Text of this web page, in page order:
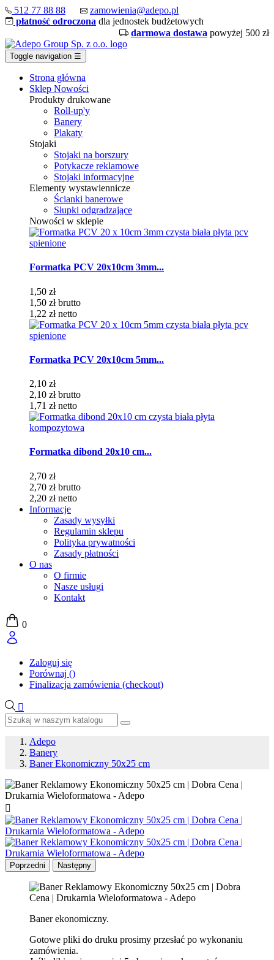
512 77 88 88
zamowienia@adepo.pl
płatność odroczona dla jednostek budżetowych
darmowa dostawa powyżej 500 zł
Toggle navigation ☰
Strona główna
Sklep Nowości
Produkty drukowane
Roll-up'y
Banery
Plakaty
Stojaki
Stojaki na borszury
Potykacze reklamowe
Stojaki informacyjne
Elementy wystawiennicze
Ścianki banerowe
Słupki odgradzające
Nowości w sklepie
Formatka PCV 20x10cm 3mm...
1,50 zł
1,50 zł brutto
1,22 zł netto
Formatka PCV 20x10cm 5mm...
2,10 zł
2,10 zł brutto
1,71 zł netto
Formatka dibond 20x10 cm...
2,70 zł
2,70 zł brutto
2,20 zł netto
Informacje
Zasady wysyłki
Regulamin sklepu
Polityka prywatności
Zasady płatności
O nas
O firmie
Nasze usługi
Kontakt
0
Zaloguj się
Porównaj ()
Finalizacja zamówienia (checkout)

Adepo
Banery
Baner Ekonomiczny 50x25 cm

Poprzedni Następny
Baner ekonomiczny.
Gotowe pliki do druku prosimy przesłać po wykonaniu
zamówienia.